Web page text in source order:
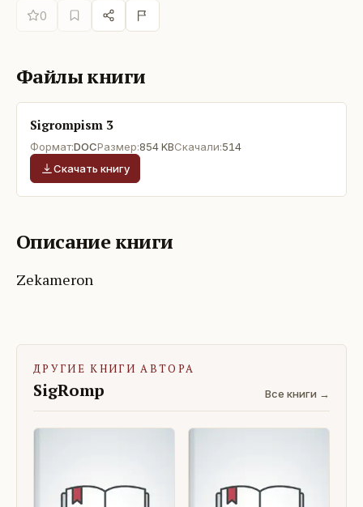
0
Файлы книги
Sigrompism 3
Формат:DOCРазмер:854 KBСкачали:514
Скачать книгу
Описание книги
Zekameron
ДРУГИЕ КНИГИ АВТОРА
SigRomp Все книги →